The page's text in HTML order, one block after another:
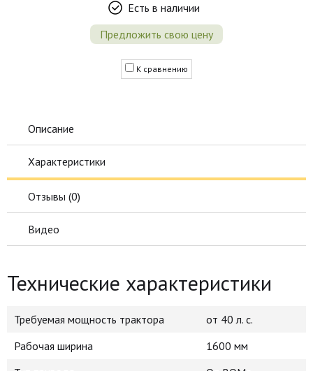
Есть в наличии
Предложить свою цену
К сравнению
Описание
Характеристики
Отзывы (0)
Видео
Технические характеристики
Требуемая мощность трактора
от 40 л. с.
Рабочая ширина
1600 мм